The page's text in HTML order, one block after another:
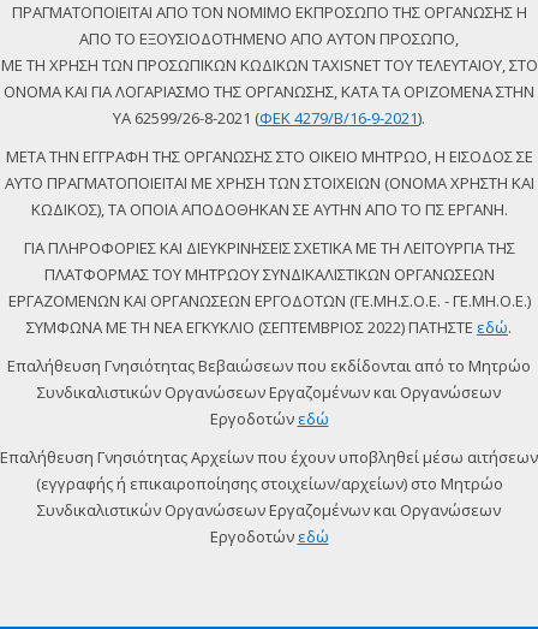
ΠΡΑΓΜΑΤΟΠΟΙΕΙΤΑΙ ΑΠΟ ΤΟΝ ΝΟΜΙΜΟ ΕΚΠΡΟΣΩΠΟ ΤΗΣ ΟΡΓΑΝΩΣΗΣ Η
ΑΠΟ ΤΟ ΕΞΟΥΣΙΟΔΟΤΗΜΕΝΟ ΑΠΟ ΑΥΤΟΝ ΠΡΟΣΩΠΟ,
ΜΕ ΤΗ ΧΡΗΣΗ ΤΩΝ ΠΡΟΣΩΠΙΚΩΝ ΚΩΔΙΚΩΝ TAXISNET ΤΟΥ ΤΕΛΕΥΤΑΙΟΥ, ΣΤΟ
ΟΝΟΜΑ ΚΑΙ ΓΙΑ ΛΟΓΑΡΙΑΣΜΟ ΤΗΣ ΟΡΓΑΝΩΣΗΣ, ΚΑΤΑ ΤΑ ΟΡΙΖΟΜΕΝΑ ΣΤΗΝ
ΥΑ 62599/26-8-2021 (ΦΕΚ 4279/Β/16-9-2021).
ΜΕΤΑ ΤΗΝ ΕΓΓΡΑΦΗ ΤΗΣ ΟΡΓΑΝΩΣΗΣ ΣΤΟ ΟΙΚΕΙΟ ΜΗΤΡΩΟ, Η ΕΙΣΟΔΟΣ ΣΕ
ΑΥΤΟ ΠΡΑΓΜΑΤΟΠΟΙΕΙΤΑΙ ΜΕ ΧΡΗΣΗ ΤΩΝ ΣΤΟΙΧΕΙΩΝ (ΟΝΟΜΑ ΧΡΗΣΤΗ ΚΑΙ
ΚΩΔΙΚΟΣ), ΤΑ ΟΠΟΙΑ ΑΠΟΔΟΘΗΚΑΝ ΣΕ ΑΥΤΗΝ ΑΠΟ ΤΟ ΠΣ ΕΡΓΑΝΗ.
ΓΙΑ ΠΛΗΡΟΦΟΡΙΕΣ ΚΑΙ ΔΙΕΥΚΡΙΝΗΣΕΙΣ ΣΧΕΤΙΚΑ ΜΕ ΤΗ ΛΕΙΤΟΥΡΓΙΑ ΤΗΣ
ΠΛΑΤΦΟΡΜΑΣ ΤΟΥ ΜΗΤΡΩΟΥ ΣΥΝΔΙΚΑΛΙΣΤΙΚΩΝ ΟΡΓΑΝΩΣΕΩΝ
ΕΡΓΑΖΟΜΕΝΩΝ ΚΑΙ ΟΡΓΑΝΩΣΕΩΝ ΕΡΓΟΔΟΤΩΝ (ΓΕ.ΜΗ.Σ.Ο.Ε. - ΓΕ.ΜΗ.Ο.Ε.)
ΣΥΜΦΩΝΑ ΜΕ ΤΗ ΝΕΑ ΕΓΚΥΚΛΙΟ (ΣΕΠΤΕΜΒΡΙΟΣ 2022) ΠΑΤΗΣΤΕ εδώ.
Επαλήθευση Γνησιότητας Βεβαιώσεων που εκδίδονται από το Μητρώο
Συνδικαλιστικών Οργανώσεων Εργαζομένων και Οργανώσεων
Εργοδοτών εδώ
Επαλήθευση Γνησιότητας Αρχείων που έχουν υποβληθεί μέσω αιτήσεων
(εγγραφής ή επικαιροποίησης στοιχείων/αρχείων) στο Μητρώο
Συνδικαλιστικών Οργανώσεων Εργαζομένων και Οργανώσεων
Εργοδοτών εδώ